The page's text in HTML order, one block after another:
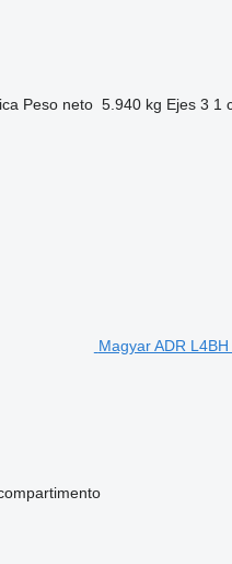
Peso neto 5.940 kg Ejes 3 1
Magyar ADR